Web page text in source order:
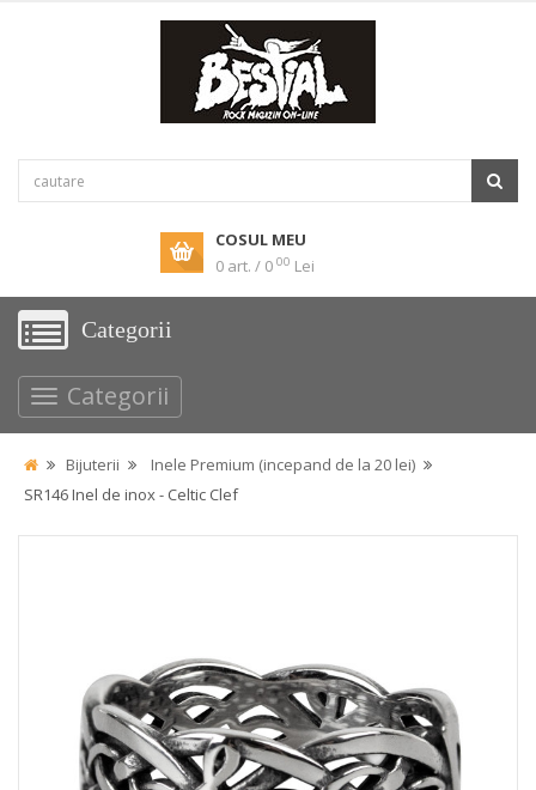
COSUL MEU
0 art. / 0 00 Lei
Categorii
Categorii
Bijuterii
Inele Premium (incepand de la 20 lei)
SR146 Inel de inox - Celtic Clef